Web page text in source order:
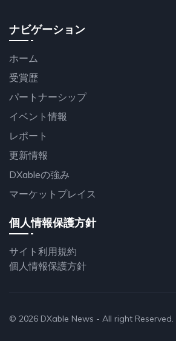
ナビゲーション
ホーム
受賞歴
パートナーシップ
イベント情報
レポート
更新情報
DXableの強み
マーケットプレイス
個人情報保護方針
サイト利用規約
個人情報保護方針
© 2026 DXable News - All right Reserved.